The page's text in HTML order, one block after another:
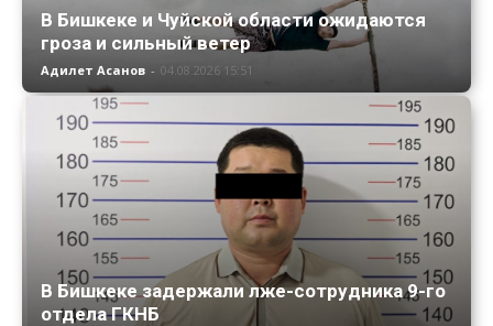
В Бишкеке и Чуйской области ожидаются
гроза и сильный ветер
Адилет Асанов - 04.08.2026 15:51
В Бишкеке задержали лже-сотрудника 9-го
отдела ГКНБ